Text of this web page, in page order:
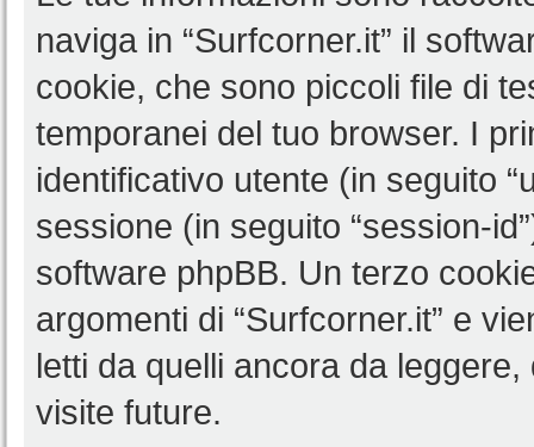
naviga in “Surfcorner.it” il
cookie, che sono piccoli file di
temporanei del tuo browser. I
identificativo utente (in seguito
sessione (in seguito “session-
software phpBB. Un terzo
argomenti di “Surfcorner.it” e
letti da quelli ancora da
visite future.